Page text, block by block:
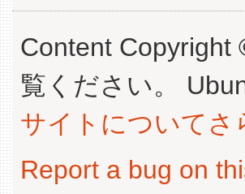
Content Copyright
覧ください。
サイトについてさ
Report a bug on